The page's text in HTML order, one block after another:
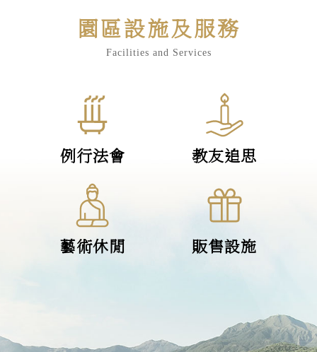
現了與冒險截然不同的細膩與深謀遠
慮。在《為生命點石成金》節目中，溫
人生在每個階段都能瀟灑而無罣礙。
園區設施及服務
Facilities and Services
例行法會 教友追思
藝術休閒 販售設施